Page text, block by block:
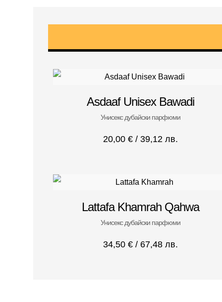
Asdaaf Unisex Bawadi
Унисекс дубайски парфюми
20,00€ / 39,12 лв.
Lattafa Khamrah Qahwa
Унисекс дубайски парфюми
34,50€ / 67,48 лв.